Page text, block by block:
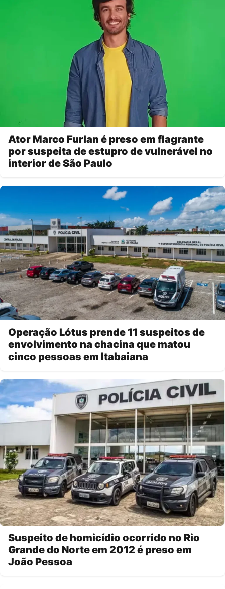
Ator Marco Furlan é preso em flagrante
por suspeita de estupro de vulnerável no
interior de São Paulo
Operação Lótus prende 11 suspeitos de
envolvimento na chacina que matou
cinco pessoas em Itabaiana
Suspeito de homicídio ocorrido no Rio
Grande do Norte em 2012 é preso em
João Pessoa